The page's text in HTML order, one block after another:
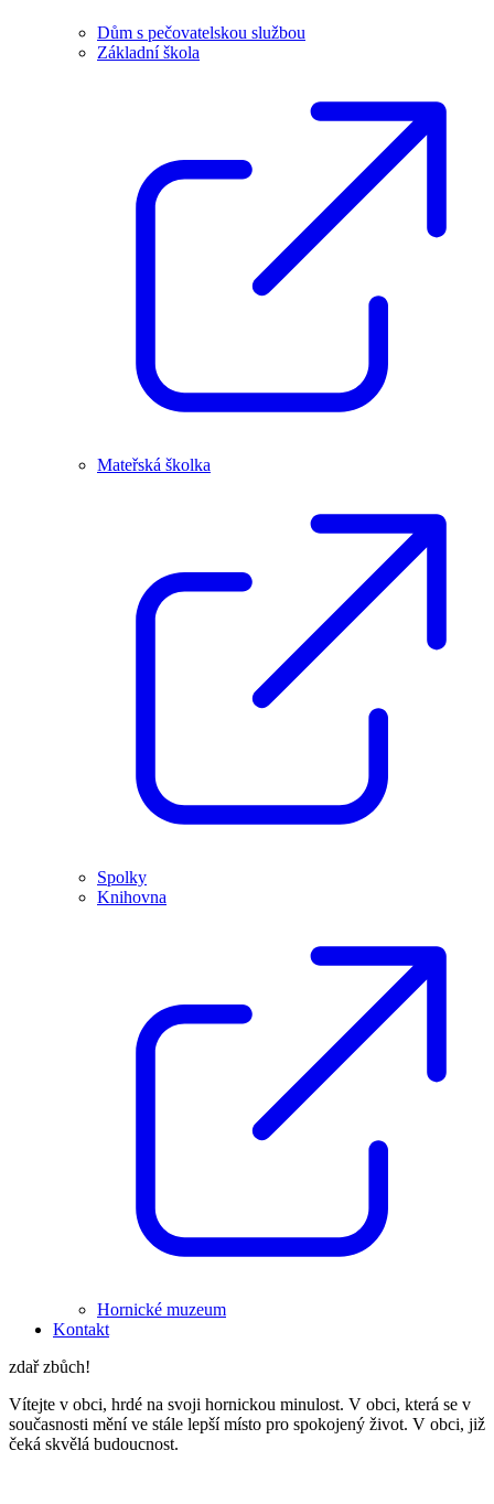
Dům s pečovatelskou službou
Základní škola
Mateřská školka
Spolky
Knihovna
Hornické muzeum
Kontakt
zdař zbůch!
Vítejte v obci, hrdé na svoji hornickou minulost. V obci, která se v
současnosti mění ve stále lepší místo pro spokojený život. V obci, již
čeká skvělá budoucnost.